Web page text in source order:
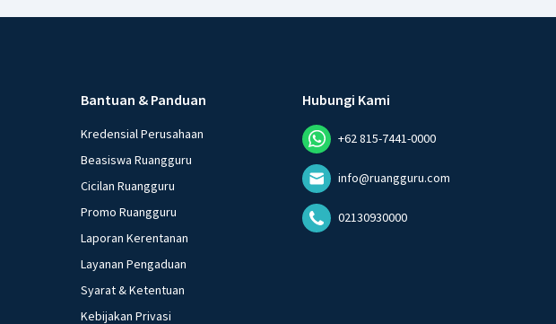
Bantuan & Panduan
Kredensial Perusahaan
Beasiswa Ruangguru
Cicilan Ruangguru
Promo Ruangguru
Laporan Kerentanan
Layanan Pengaduan
Syarat & Ketentuan
Kebijakan Privasi
Hubungi Kami
+62 815-7441-0000
info@ruangguru.com
02130930000